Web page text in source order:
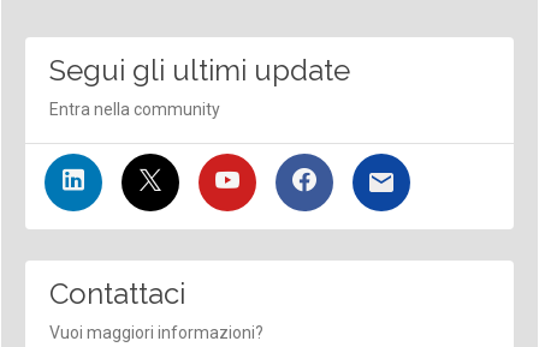
Segui gli ultimi update
Entra nella community
Contattaci
Vuoi maggiori informazioni?